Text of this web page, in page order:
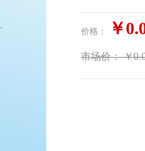
价格： ￥
市场价： ￥